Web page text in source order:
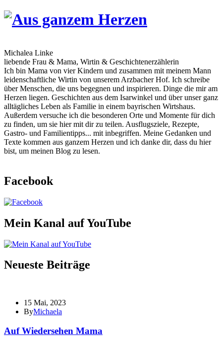
Skip
Michalea Linke
liebende Frau & Mama, Wirtin & Geschichtenerzählerin
Ich bin Mama von vier Kindern und zusammen mit meinem Mann
leidenschaftliche Wirtin von unserem Arzbacher Hof. Ich schreibe
über Menschen, die uns begegnen und inspirieren. Dinge die mir am
Herzen liegen. Geschichten aus dem Isarwinkel und über unser ganz
alltägliches Leben als Familie in einem bayrischen Wirtshaus.
Außerdem versuche ich die besonderen Orte und Momente für dich
zu finden, um sie hier mit dir zu teilen. Ausflugsziele, Rezepte,
Gastro- und Familientipps... mit inbegriffen. Meine Gedanken und
Texte kommen aus ganzem Herzen und ich danke dir, dass du hier
bist, um meinen Blog zu lesen.
Facebook
Mein Kanal auf YouTube
Neueste Beiträge
15 Mai, 2023
ByMichaela
Auf Wiedersehen Mama